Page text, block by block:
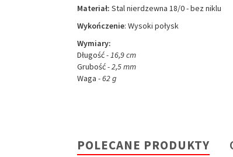
Materiał: Stal nierdzewna 18/0 - bez niklu
Wykończenie: Wysoki połysk
Wymiary:
Długość- 16,9 cm
Grubość- 2,5mm
Waga - 62 g
POLECANE PRODUKTY